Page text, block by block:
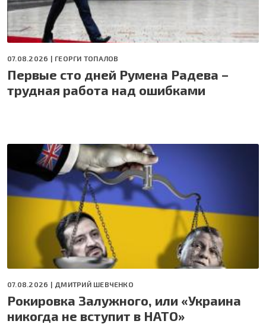
07.08.2026 | ГЕОРГИ ТОПАЛОВ
Первые сто дней Румена Радева –
трудная работа над ошибками
07.08.2026 | ДМИТРИЙ ШЕВЧЕНКО
Рокировка Залужного, или «Украина
никогда не вступит в НАТО»